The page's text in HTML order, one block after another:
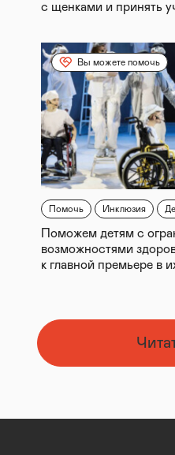
с щенками и принять
Вы можете помочь
Помочь Инклюзия
Поможем детям с
возможностями
к главной премьере в